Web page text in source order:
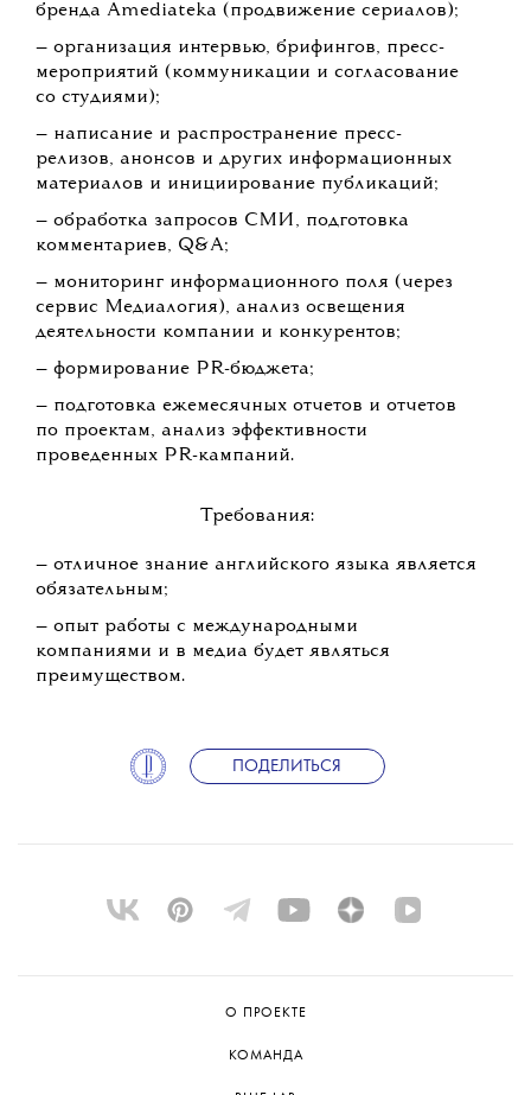
бренда Amediateka (продвижение сериалов);
— организация интервью, брифингов, пресс-
мероприятий (коммуникации и согласование
со студиями);
— написание и распространение пресс-
релизов, анонсов и других информационных
материалов и инициирование публикаций;
— обработка запросов СМИ, подготовка
комментариев, Q&A;
— мониторинг информационного поля (через
сервис Медиалогия), анализ освещения
деятельности компании и конкурентов;
— формирование PR-бюджета;
— подготовка ежемесячных отчетов и отчетов
по проектам, анализ эффективности
проведенных PR-кампаний.
Требования:
— отличное знание английского языка является
обязательным;
— опыт работы с международными
компаниями и в медиа будет являться
преимуществом.
ПОДЕЛИТЬСЯ
О ПРОЕКТЕ
КОМАНДА